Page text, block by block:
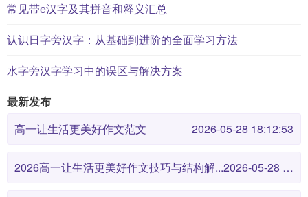
常见带e汉字及其拼音和释义汇总
认识日字旁汉字：从基础到进阶的全面学习方法
水字旁汉字学习中的误区与解决方案
最新发布
高一让生活更美好作文范文
2026-05-28 18:12:53
2026高一让生活更美好作文技巧与结构解... 2026-05-28 18:12:46